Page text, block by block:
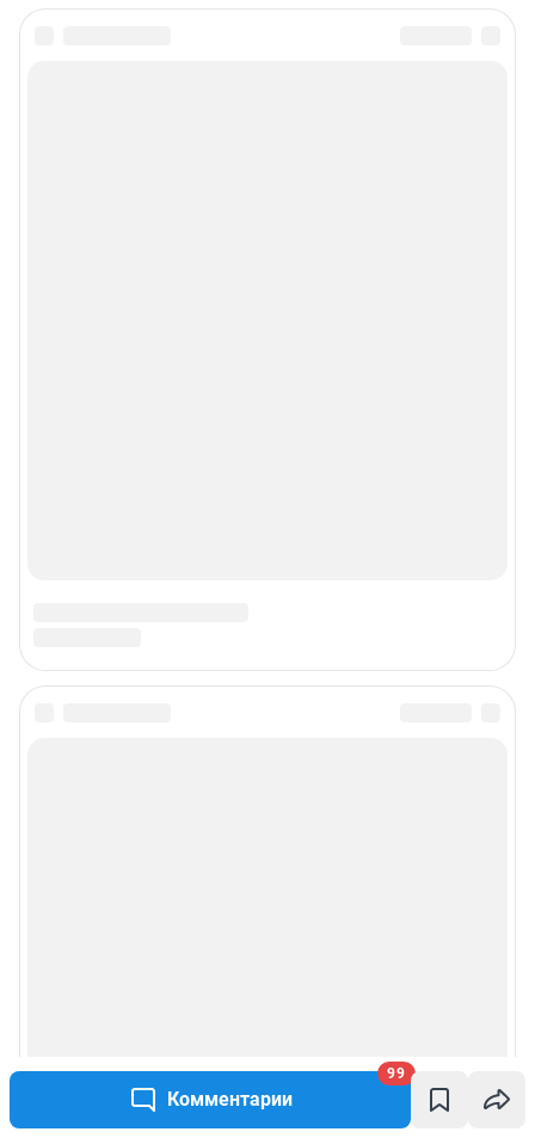
Комментарии
99